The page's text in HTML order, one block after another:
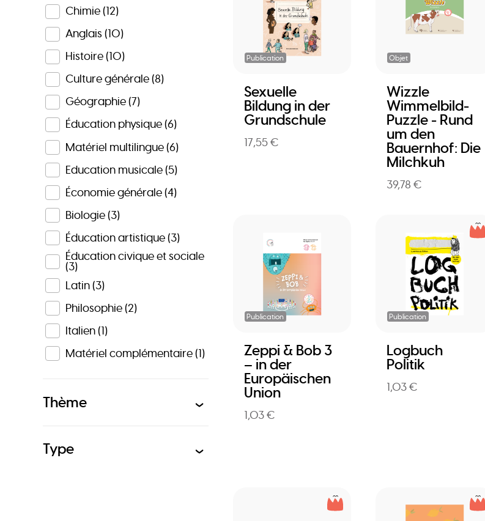
Publication
Sexuelle
Bildung in der
Grundschule
17,55 €
Objet
Wizzle
Wimmelbild-
Puzzle - Rund
um den
Bauernhof: Die
Milchkuh
39,78 €
Publication
Zeppi & Bob 3
– in der
Europäischen
Union
1,03 €
Publication
Logbuch
Politik
1,03 €
Chimie(12)
Anglais (10)
Histoire(10)
Culture générale(8)
Géographie(7)
Éducation physique(6)
Matériel multilingue(6)
Education musicale(5)
Économie générale(4)
Biologie(3)
Éducation artistique(3)
Éducation civique et sociale
(3)
Latin(3)
Philosophie(2)
Italien(1)
Matériel complémentaire(1)
Thème
Type